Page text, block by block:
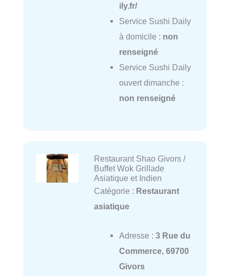
ily.fr/
Service Sushi Daily
à domicile : non
renseigné
Service Sushi Daily
ouvert dimanche :
non renseigné
Restaurant Shao Givors /
Buffet Wok Grillade
Asiatique et Indien
Catégorie : Restaurant
asiatique
Adresse : 3 Rue du
Commerce, 69700
Givors